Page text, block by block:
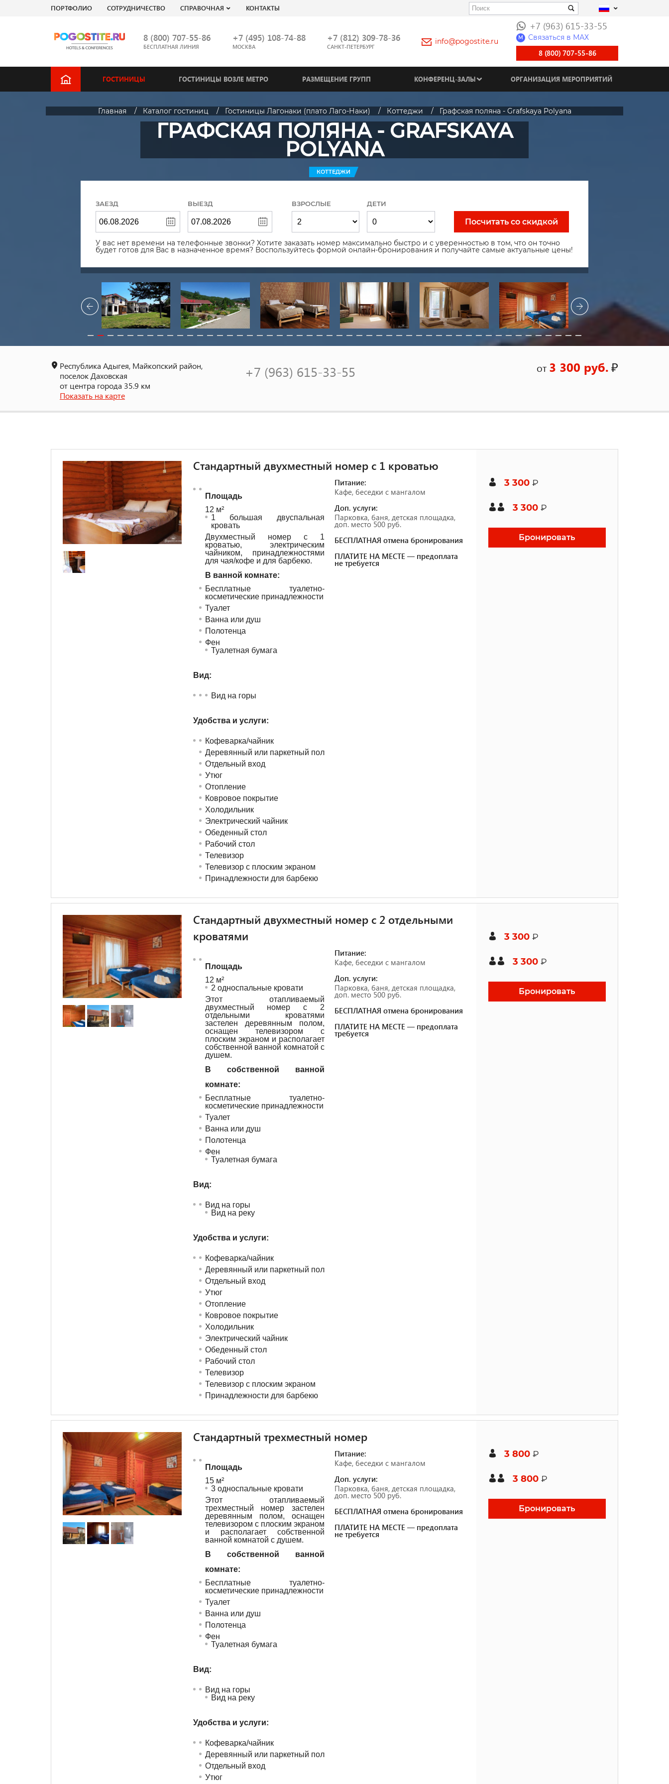
ПОРТФОЛИО СОТРУДНИЧЕСТВО СПРАВОЧНАЯ КОНТАКТЫ
8 (800) 707-55-86
БЕСПЛАТНАЯ ЛИНИЯ
+7 (495) 108-74-88
МОСКВА
+7 (812) 309-78-36
САНКТ-ПЕТЕРБУРГ
info@pogostite.ru
+7 (963) 615-33-55
M Связаться в МАХ
8 (800) 707-55-86
ГОСТИНИЦЫ ГОСТИНИЦЫ ВОЗЛЕ МЕТРО РАЗМЕЩЕНИЕ ГРУПП КОНФЕРЕНЦ-ЗАЛЫ ОРГАНИЗАЦИЯ МЕРОПРИЯТИЙ
Главная Каталог гостиниц Гостиницы Лагонаки (плато Лаго-Наки) Коттеджи Графская поляна - Grafskaya Polyana
ГРАФСКАЯ ПОЛЯНА - GRAFSKAYA
POLYANA
КОТТЕДЖИ
ЗАЕЗД ВЫЕЗД ВЗРОСЛЫЕ ДЕТИ
Посчитать со скидкой
У вас нет времени на телефонные звонки? Хотите заказать номер максимально быстро и с уверенностью в том, что он точно
будет готов для Вас в назначенное время? Воспользуйтесь формой онлайн-бронирования и получайте самые актуальные цены!
Республика Адыгея, Майкопский район,
поселок Даховская
от центра города 35.9 км
Показать на карте
+7 (963) 615-33-55 от 3 300 руб.₽
Стандартный двухместный номер с 1 кроватью
Площадь
12 м²
1 большая двуспальная
кровать
Двухместный номер с 1
кроватью, электрическим
чайником, принадлежностями
для чая/кофе и для барбекю.
В ванной комнате:
Бесплатные туалетно-
косметические принадлежности
Туалет
Ванна или душ
Полотенца
Фен
Туалетная бумага
Вид:
Вид на горы
Удобства и услуги: ​
Кофеварка/чайник
Деревянный или паркетный пол
Отдельный вход
Утюг
Отопление
Ковровое покрытие
Холодильник
Электрический чайник
Обеденный стол
Рабочий стол
Телевизор
Телевизор с плоским экраном
Принадлежности для барбекю
Питание:
Кафе, беседки с мангалом
Доп. услуги:
Парковка, баня, детская площадка,
доп. место 500 руб.
БЕСПЛАТНАЯ отмена бронирования
ПЛАТИТЕ НА МЕСТЕ — предоплата
не требуется
3 300 ₽
3 300 ₽
Бронировать
Стандартный двухместный номер с 2 отдельными
кроватями
Площадь
12 м²
2 односпальные кровати
Этот отапливаемый
двухместный номер с 2
отдельными кроватями
застелен деревянным полом,
оснащен телевизором с
плоским экраном и располагает
собственной ванной комнатой с
душем.
В собственной ванной
комнате:
Бесплатные туалетно-
косметические принадлежности
Туалет
Ванна или душ
Полотенца
Фен
Туалетная бумага
Вид:
Вид на горы
Вид на реку
Удобства и услуги: ​
Кофеварка/чайник
Деревянный или паркетный пол
Отдельный вход
Утюг
Отопление
Ковровое покрытие
Холодильник
Электрический чайник
Обеденный стол
Рабочий стол
Телевизор
Телевизор с плоским экраном
Принадлежности для барбекю
Питание:
Кафе, беседки с мангалом
Доп. услуги:
Парковка, баня, детская площадка,
доп. место 500 руб.
БЕСПЛАТНАЯ отмена бронирования
ПЛАТИТЕ НА МЕСТЕ — предоплата
требуется
3 300 ₽
3 300 ₽
Бронировать
Стандартный трехместный номер
Площадь
15 м²
3 односпальные кровати
Этот отапливаемый
трехместный номер застелен
деревянным полом, оснащен
телевизором с плоским экраном
и располагает собственной
ванной комнатой с душем.
В собственной ванной
комнате:
Бесплатные туалетно-
косметические принадлежности
Туалет
Ванна или душ
Полотенца
Фен
Туалетная бумага
Вид:
Вид на горы
Вид на реку
Удобства и услуги: ​
Кофеварка/чайник
Деревянный или паркетный пол
Отдельный вход
Утюг
Питание:
Кафе, беседки с мангалом
Доп. услуги:
Парковка, баня, детская площадка,
доп. место 500 руб.
БЕСПЛАТНАЯ отмена бронирования
ПЛАТИТЕ НА МЕСТЕ — предоплата
не требуется
3 800 ₽
3 800 ₽
Бронировать